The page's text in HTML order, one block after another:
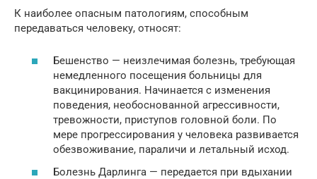
К наиболее опасным патологиям, способным
передаваться человеку, относят:
Бешенство — неизлечимая болезнь, требующая
немедленного посещения больницы для
вакцинирования. Начинается с изменения
поведения, необоснованной агрессивности,
тревожности, приступов головной боли. По
мере прогрессирования у человека развивается
обезвоживание, параличи и летальный исход.
Болезнь Дарлинга — передается при вдыхании